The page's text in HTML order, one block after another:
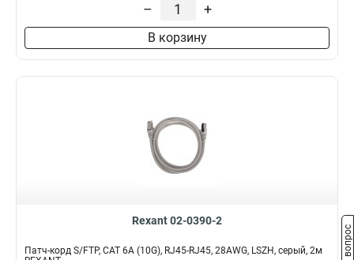
– +
В корзину
Rexant 02-0390-2
Патч-корд S/FTP, CAT 6A (10G), RJ45-RJ45, 28AWG, LSZH, серый, 2м